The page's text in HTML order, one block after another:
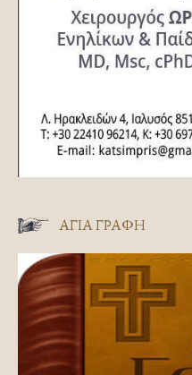
ΑΓΊΑ ΓΡΑΦΉ